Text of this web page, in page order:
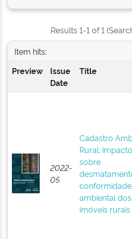
Results 1-1 of 1
Item hits:
Preview
Issue
Date
Title
2022-
05
Cadastro
Rural:
sobre
conformidade
ambiental dos
imóveis rurais